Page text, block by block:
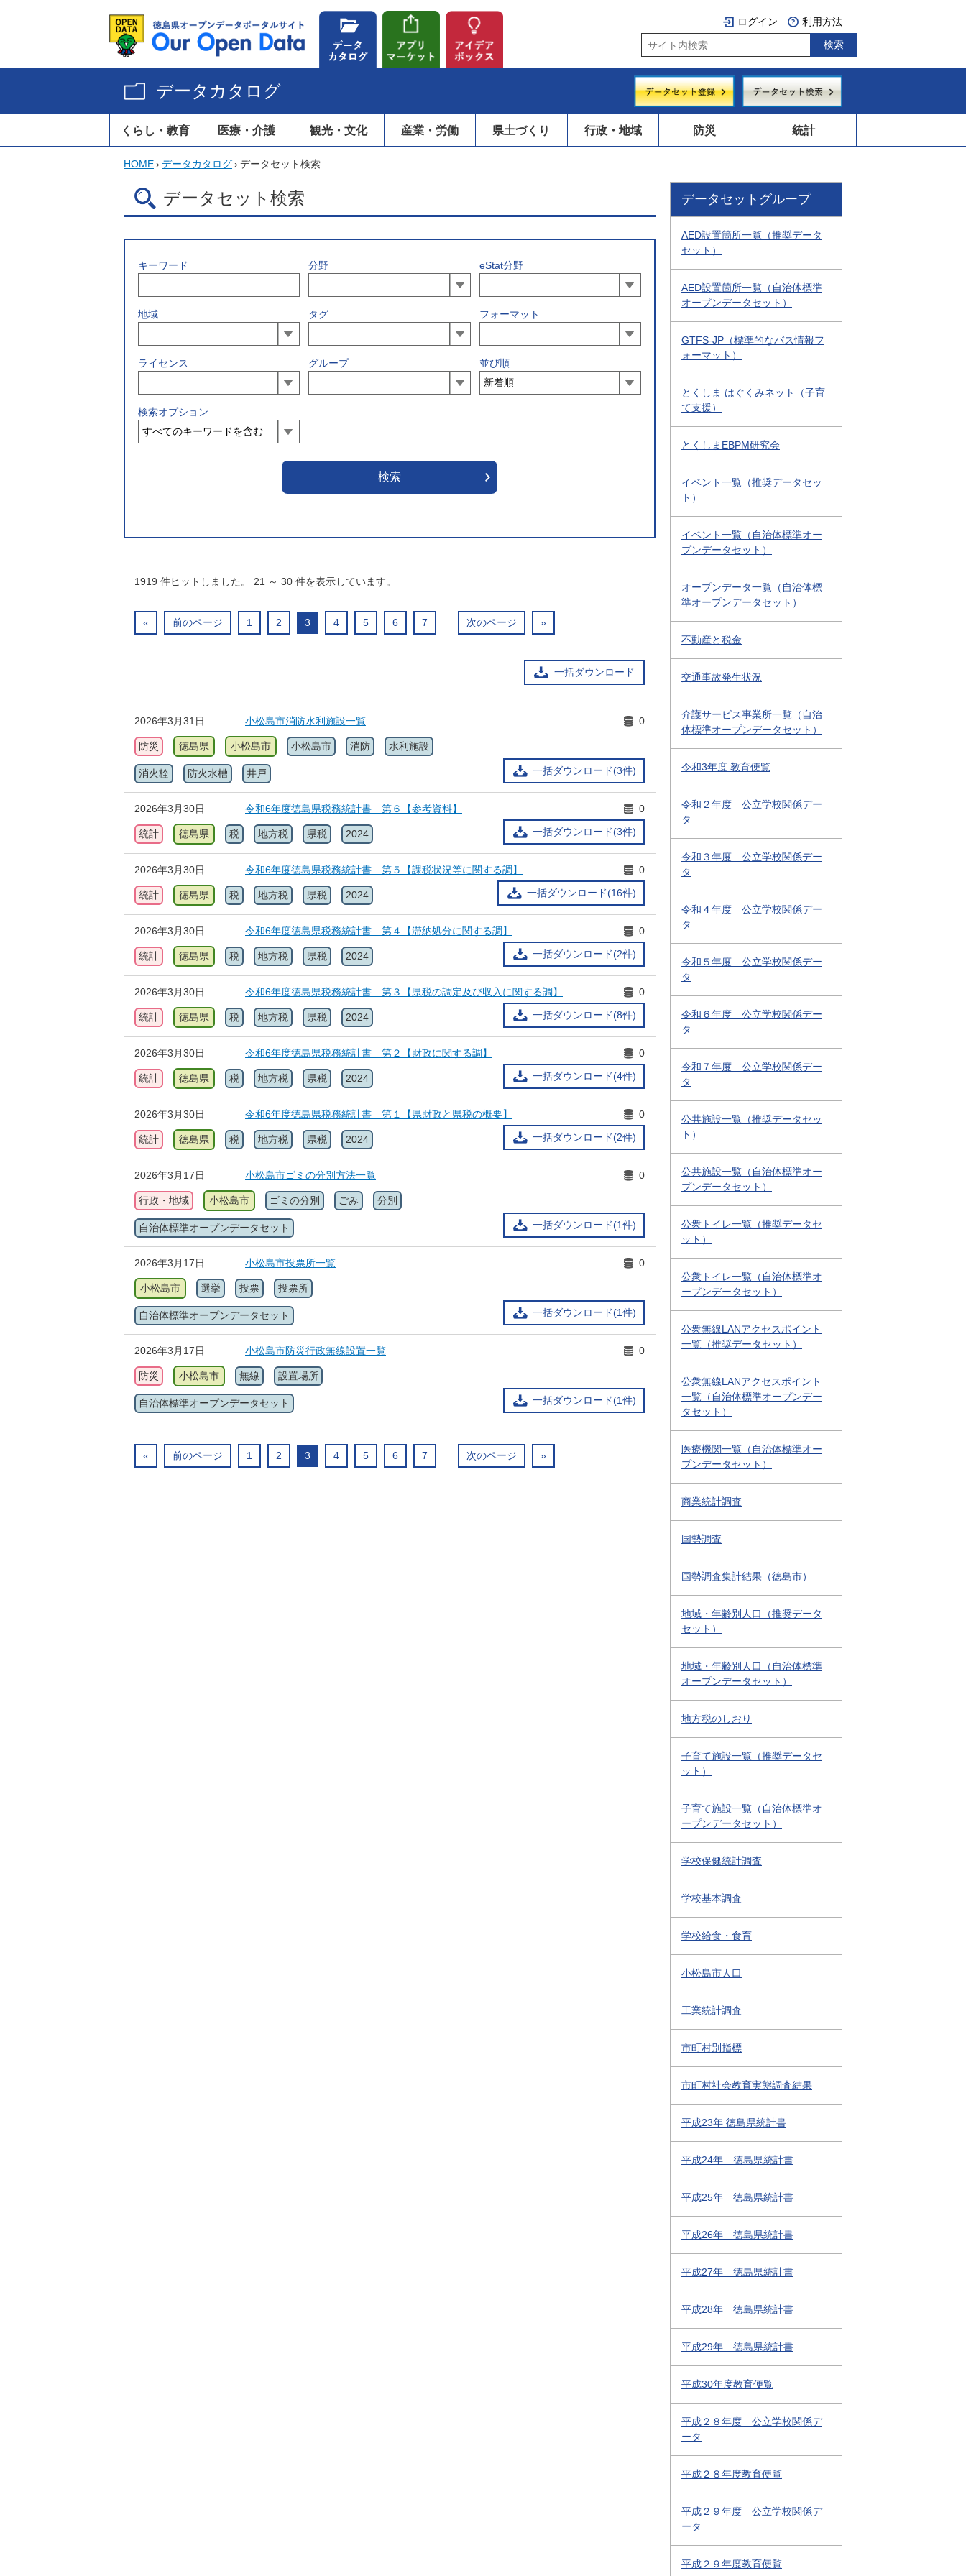
ログイン 利用方法
データカタログ
くらし・教育 医療・介護 観光・文化 産業・労働 県土づくり 行政・地域 防災 統計
HOME› データカタログ› データセット検索
データセット検索
キーワード 分野 eStat分野
地域 タグ フォーマット
ライセンス グループ 並び順
検索オプション
1919 件ヒットしました。 21 ～ 30 件を表示しています。
« 前のページ 1 2 3 4 5 6 7 ... 次のページ »
一括ダウンロード
2026年3月31日 小松島市消防水利施設一覧
一括ダウンロード(3件)
0
防災 徳島県 小松島市 小松島市 消防 水利施設
消火栓 防火水槽 井戸
2026年3月30日
令和6年度徳島県税務統計書 第６【参考資料】
一括ダウンロード(3件)
0
統計 徳島県 税 地方税 県税 2024
2026年3月30日
令和6年度徳島県税務統計書 第５【課税状況等に関する調】
一括ダウンロード(16件)
0
統計 徳島県 税 地方税 県税 2024
2026年3月30日
令和6年度徳島県税務統計書 第４【滞納処分に関する調】
一括ダウンロード(2件)
0
統計 徳島県 税 地方税 県税 2024
2026年3月30日
令和6年度徳島県税務統計書 第３【県税の調定及び収入に関する調】
一括ダウンロード(8件)
0
統計 徳島県 税 地方税 県税 2024
2026年3月30日
令和6年度徳島県税務統計書 第２【財政に関する調】
一括ダウンロード(4件)
0
統計 徳島県 税 地方税 県税 2024
2026年3月30日
令和6年度徳島県税務統計書 第１【県財政と県税の概要】
一括ダウンロード(2件)
0
統計 徳島県 税 地方税 県税 2024
2026年3月17日 小松島市ゴミの分別方法一覧
一括ダウンロード(1件)
0
行政・地域 小松島市 ゴミの分別 ごみ 分別
自治体標準オープンデータセット
2026年3月17日 小松島市投票所一覧
一括ダウンロード(1件)
0
小松島市 選挙 投票 投票所
自治体標準オープンデータセット
2026年3月17日 小松島市防災行政無線設置一覧
一括ダウンロード(1件)
0
防災 小松島市 無線 設置場所
自治体標準オープンデータセット
« 前のページ 1 2 3 4 5 6 7 ... 次のページ »
データセットグループ
AED設置箇所一覧（推奨データ
セット）
AED設置箇所一覧（自治体標準
オープンデータセット）
GTFS-JP（標準的なバス情報フ
ォーマット）
とくしま はぐくみネット（子育
て支援）
とくしまEBPM研究会
イベント一覧（推奨データセッ
ト）
イベント一覧（自治体標準オー
プンデータセット）
オープンデータ一覧（自治体標
準オープンデータセット）
不動産と税金
交通事故発生状況
介護サービス事業所一覧（自治
体標準オープンデータセット）
令和3年度 教育便覧
令和２年度 公立学校関係デー
タ
令和３年度 公立学校関係デー
タ
令和４年度 公立学校関係デー
タ
令和５年度 公立学校関係デー
タ
令和６年度 公立学校関係デー
タ
令和７年度 公立学校関係デー
タ
公共施設一覧（推奨データセッ
ト）
公共施設一覧（自治体標準オー
プンデータセット）
公衆トイレ一覧（推奨データセ
ット）
公衆トイレ一覧（自治体標準オ
ープンデータセット）
公衆無線LANアクセスポイント
一覧（推奨データセット）
公衆無線LANアクセスポイント
一覧（自治体標準オープンデー
タセット）
医療機関一覧（自治体標準オー
プンデータセット）
商業統計調査
国勢調査
国勢調査集計結果（徳島市）
地域・年齢別人口（推奨データ
セット）
地域・年齢別人口（自治体標準
オープンデータセット）
地方税のしおり
子育て施設一覧（推奨データセ
ット）
子育て施設一覧（自治体標準オ
ープンデータセット）
学校保健統計調査
学校基本調査
学校給食・食育
小松島市人口
工業統計調査
市町村別指標
市町村社会教育実態調査結果
平成23年 徳島県統計書
平成24年 徳島県統計書
平成25年 徳島県統計書
平成26年 徳島県統計書
平成27年 徳島県統計書
平成28年 徳島県統計書
平成29年 徳島県統計書
平成30年度教育便覧
平成２８年度 公立学校関係デ
ータ
平成２８年度教育便覧
平成２９年度 公立学校関係デ
ータ
平成２９年度教育便覧